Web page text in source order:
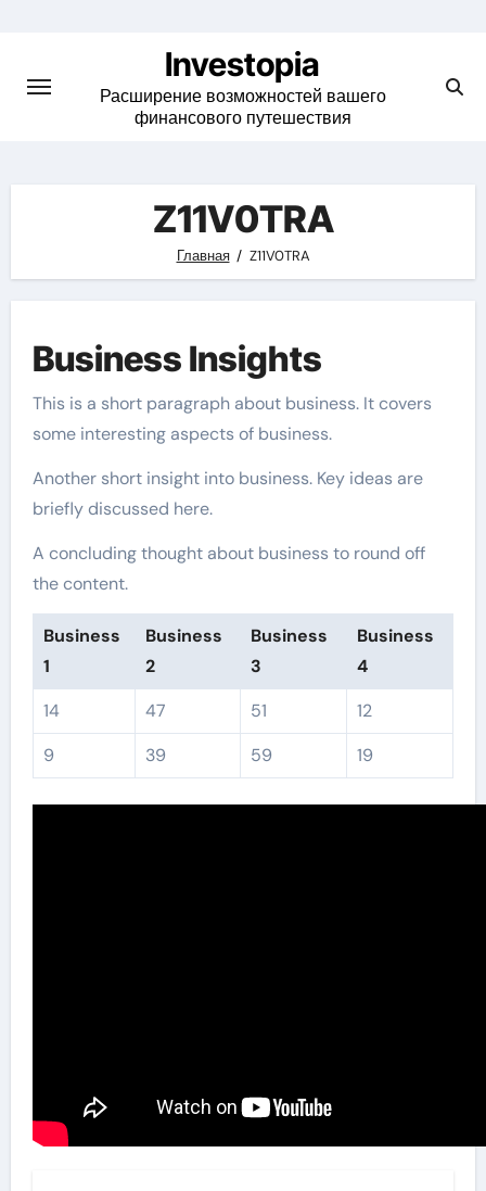
content
Investopia
Расширение возможностей вашего
финансового путешествия
Z11V0TRA
Главная Z11V0TRA
Business Insights
This is a short paragraph about business. It covers
some interesting aspects of business.
Another short insight into business. Key ideas are
briefly discussed here.
A concluding thought about business to round off
the content.
Business
1
Business
2
Business
3
Business
4
14
47 51
12
9
39 59 19